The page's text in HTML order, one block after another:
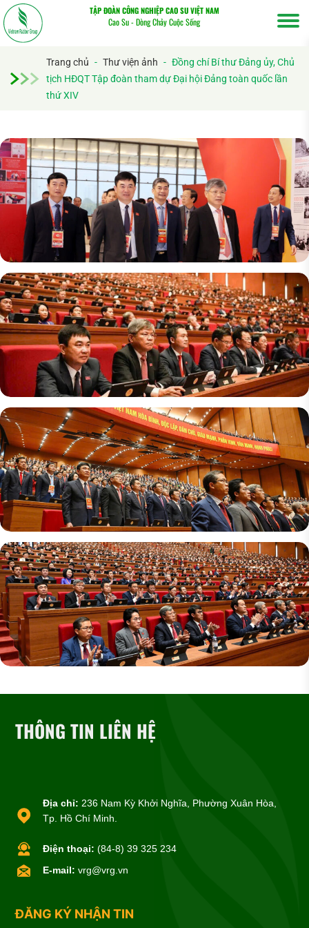
TẬP ĐOÀN CÔNG NGHIỆP CAO SU VIỆT NAM
Cao Su - Dòng Chảy Cuộc Sống
Trang chủ - Thư viện ảnh - Đồng chí Bí thư Đảng ủy, Chủ
tịch HĐQT Tập đoàn tham dự Đại hội Đảng toàn quốc lần
thứ XIV
THÔNG TIN LIÊN HỆ
Địa chỉ: 236 Nam Kỳ Khởi Nghĩa, Phường Xuân Hòa,
Tp. Hồ Chí Minh.
Điện thoại: (84-8) 39 325 234
E-mail: vrg@vrg.vn
ĐĂNG KÝ NHẬN TIN
kiếm...